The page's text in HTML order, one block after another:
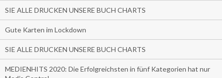
SIE ALLE DRUCKEN UNSERE BUCH CHARTS
Gute Karten im Lockdown
SIE ALLE DRUCKEN UNSERE BUCH CHARTS
MEDIENHITS 2020: Die Erfolgreichsten in fünf Kategorien hat nur